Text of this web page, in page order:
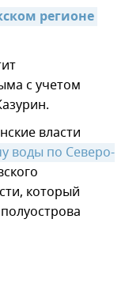
регионе
с учетом
власти
воды по Северо-
который